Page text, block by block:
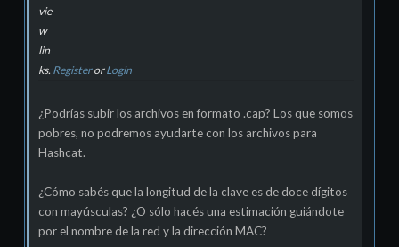
vie
w
lin
ks. RegisterorLogin
¿Podrías subir los archivos en formato .cap? Los que somos
pobres, no podremos ayudarte con los archivos para
Hashcat.
¿Cómo sabés que la longitud de la clave es de doce dígitos
con mayúsculas? ¿O sólo hacés una estimación guiándote
por el nombre de la red y la dirección MAC?